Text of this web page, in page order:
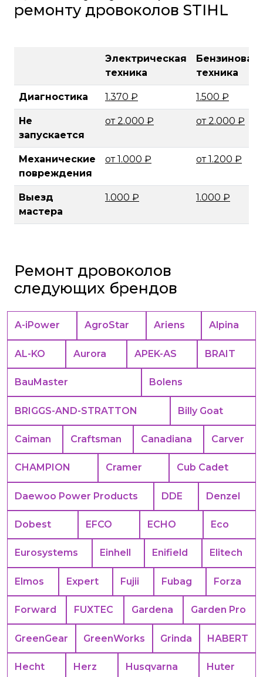
ремонту дровоколов STIHL
Электрическая
техника
Бензиновая
техника
Диагностика 1.370 ₽ 1.500 ₽
Не
запускается
от 2.000 ₽ от 2.000 ₽
Механические
повреждения
от 1.000 ₽ от 1.200 ₽
Выезд
мастера
1.000 ₽ 1.000 ₽
Ремонт дровоколов
следующих брендов
A-iPower AgroStar Ariens Alpina
AL-KO Aurora APEK-АS BRAIT
BauMaster Bolens
BRIGGS-AND-STRATTON Billy Goat
Caiman Craftsman Canadiana Carver
CHAMPION Cramer Cub Cadet
Daewoo Power Products DDE Denzel
Dobest EFCO ECHO Eco
Eurosystems Einhell Enifield Elitech
Elmos Expert Fujii Fubag Forza
Forward FUXTEC Gardena Garden Pro
GreenGear GreenWorks Grinda HABERT
Hecht Herz Husqvarna Huter